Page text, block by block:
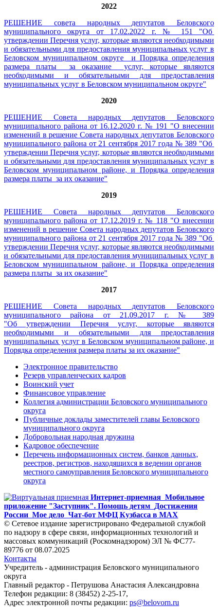
2022
РЕШЕНИЕ совета народных депутатов Беловского
муниципального округа от 17.02.2022 г. № 151 "Об
утверждении Перечня услуг, которые являются необходимыми
и обязательными для предоставления муниципальных услуг в
Беловском муниципальном округе и Порядка определения
размера платы за оказание услуг, которые являются
необходимыми и обязательными для предоставления
муниципальных услуг в Беловском муниципальном округе"
2020
РЕШЕНИЕ Совета народных депутатов Беловского
муниципального района от 16.12.2020 г. № 191 "О внесении
изменений в решение Совета народных депутатов Беловского
муниципального района от 21 сентября 2017 года № 389 "Об
утверждении Перечня услуг, которые являются необходимыми
и обязательными для предоставления муниципальных услуг в
Беловском муниципальном районе, и Порядка определения
размера платы за их оказание"
2019
РЕШЕНИЕ Совета народных депутатов Беловского
муниципального района от 17.12.2019 г. № 118 "О внесении
изменений в решение Совета народных депутатов Беловского
муниципального района от 21 сентября 2017 года № 389 "Об
утверждении Перечня услуг, которые являются необходимыми
и обязательными для предоставления муниципальных услуг в
Беловском муниципальном районе, и Порядка определения
размера платы за их оказание"
2017
РЕШЕНИЕ Совета народных депутатов Беловского
муниципального района от 21.09.2017 г. № 389
"Об утверждении Перечня услуг, которые являются
необходимыми и обязательными для предоставления
муниципальных услуг в Беловском муниципальном районе, и
Порядка определения размера платы за их оказание"
Электронное правительство
Резерв управленческих кадров
Воинский учет
Финансовое управление
Коллегия администрации Беловского муниципального
округа
Публичные доклады заместителей главы Беловского
муниципального округа
Добровольная народная дружина
Кадровое обеспечение
Перечень информационных систем, банков данных,
реестров, регистров, находящихся в ведении органов
местного самоуправления Беловского муниципального
округа
Интернет-приемная Мобильное
приложение "Заступник". Помощь детям Достижения
России Мое дело Чат-бот МФЦ Кузбасса в MAX
© Сетевое издание зарегистрировано Федеральной службой
по надзору в сфере связи, информационных технологий и
массовых коммуникаций (Роскомнадзором) ЭЛ № ФС77-
89776 от 08.07.2025
Контакты
Учредитель - администрация Беловского муниципального
округа
Главный редактор - Петрушова Анастасия Александровна
Телефон редакции: 8 (38452) 2-25-17,
Адрес электронной почты редакции: ps@belovorn.ru